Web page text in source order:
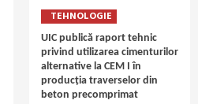
TEHNOLOGIE
UIC publică raport tehnic
privind utilizarea cimenturilor
alternative la CEM I în
producția traverselor din
beton precomprimat